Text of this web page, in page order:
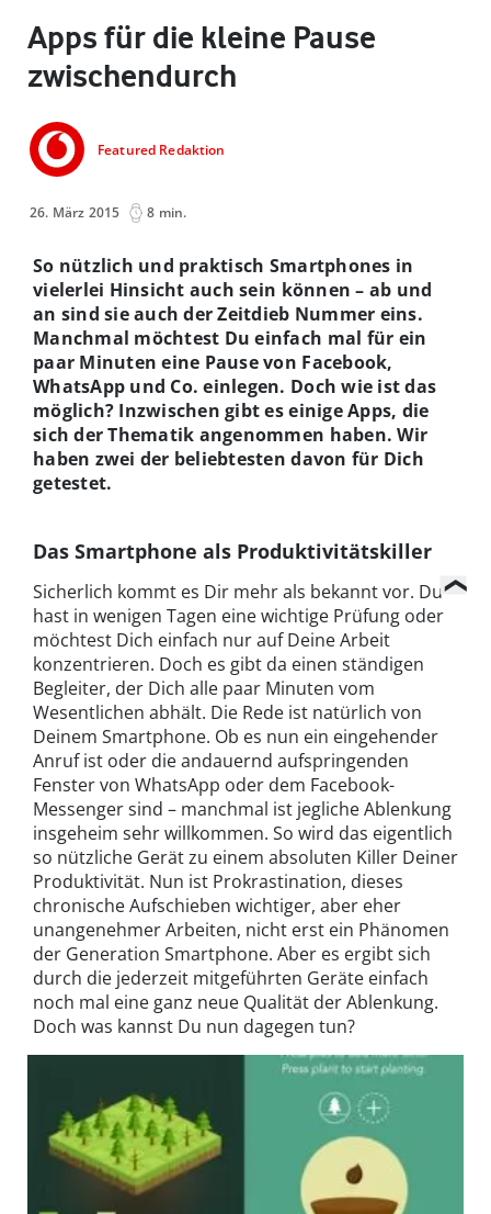
Apps für die kleine Pause
zwischendurch
Featured Redaktion
26. März 2015 8 min.
So nützlich und praktisch Smartphones in
vielerlei Hinsicht auch sein können – ab und
an sind sie auch der Zeitdieb Nummer eins.
Manchmal möchtest Du einfach mal für ein
paar Minuten eine Pause von Facebook,
WhatsApp und Co. einlegen. Doch wie ist das
möglich? Inzwischen gibt es einige Apps, die
sich der Thematik angenommen haben. Wir
haben zwei der beliebtesten davon für Dich
getestet.
Das Smartphone als Produktivitätskiller
Sicherlich kommt es Dir mehr als bekannt vor. Du
hast in wenigen Tagen eine wichtige Prüfung oder
möchtest Dich einfach nur auf Deine Arbeit
konzentrieren. Doch es gibt da einen ständigen
Begleiter, der Dich alle paar Minuten vom
Wesentlichen abhält. Die Rede ist natürlich von
Deinem Smartphone. Ob es nun ein eingehender
Anruf ist oder die andauernd aufspringenden
Fenster von WhatsApp oder dem Facebook-
Messenger sind – manchmal ist jegliche Ablenkung
insgeheim sehr willkommen. So wird das eigentlich
so nützliche Gerät zu einem absoluten Killer Deiner
Produktivität. Nun ist Prokrastination, dieses
chronische Aufschieben wichtiger, aber eher
unangenehmer Arbeiten, nicht erst ein Phänomen
der Generation Smartphone. Aber es ergibt sich
durch die jederzeit mitgeführten Geräte einfach
noch mal eine ganz neue Qualität der Ablenkung.
Doch was kannst Du nun dagegen tun?